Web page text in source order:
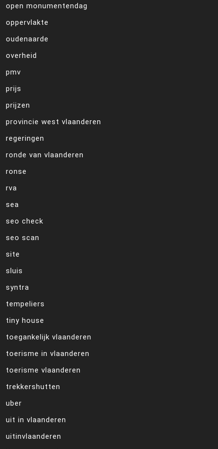
open monumentendag
oppervlakte
oudenaarde
overheid
pmv
prijs
prijzen
provincie west vlaanderen
regeringen
ronde van vlaanderen
ronse
rva
sea
seo check
seo scan
site
sluis
syntra
tempeliers
tiny house
toegankelijk vlaanderen
toerisme in vlaanderen
toerisme vlaanderen
trekkershutten
uber
uit in vlaanderen
uitinvlaanderen